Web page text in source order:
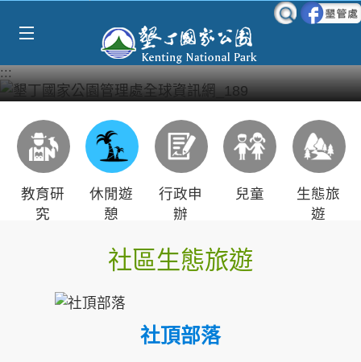
:::
教育研
究
休閒遊
憩
行政申
辦
兒童
生態旅
遊
社區生態旅遊
社頂部落